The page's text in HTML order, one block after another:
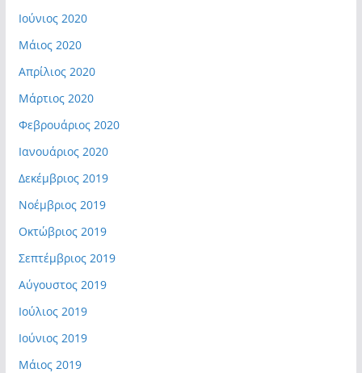
Ιούνιος 2020
Μάιος 2020
Απρίλιος 2020
Μάρτιος 2020
Φεβρουάριος 2020
Ιανουάριος 2020
Δεκέμβριος 2019
Νοέμβριος 2019
Οκτώβριος 2019
Σεπτέμβριος 2019
Αύγουστος 2019
Ιούλιος 2019
Ιούνιος 2019
Μάιος 2019